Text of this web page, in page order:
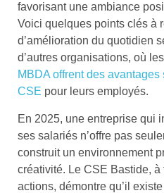
favorisant une ambiance
Voici quelques points clés à
d’amélioration du quotidien
d’autres organisations, où
MBDA offrent des
CSE pour leurs employés.
En 2025, une entreprise qui
ses salariés n’offre pas
construit un environnement
créativité. Le CSE Bastide,
actions, démontre qu’il